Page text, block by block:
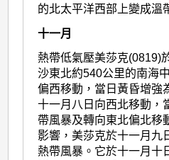
的北太平洋西部上變成溫
十一月
熱帶低氣壓美莎克(0819)
沙東北約540公里的南海
偏西移動，當日黃昏增強
十一月八日向西北移動，
帶風暴及轉向東北偏北移
影響，美莎克於十一月九
熱帶風暴。它於十一月十